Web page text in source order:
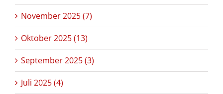
November 2025 (7)
Oktober 2025 (13)
September 2025 (3)
Juli 2025 (4)